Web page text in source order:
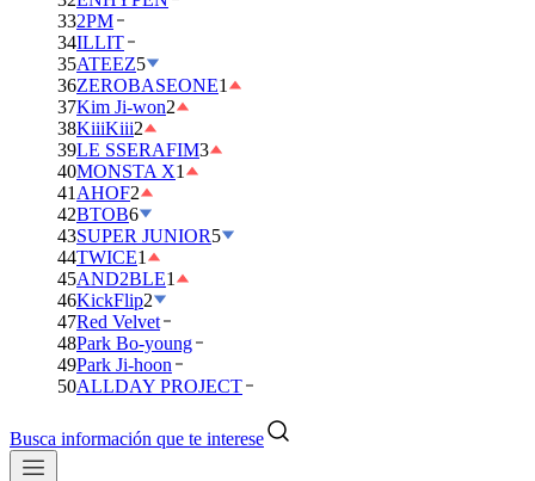
332PM
34ILLIT
35ATEEZ5
36ZEROBASEONE1
37Kim Ji-won2
38KiiiKiii2
39LE SSERAFIM3
40MONSTA X1
41 AHOF2
42BTOB6
43SUPER JUNIOR5
44TWICE1
45AND2BLE1
46KickFlip2
47Red Velvet
48Park Bo-young
49Park Ji-hoon
50ALLDAY PROJECT
Busca información que te interese